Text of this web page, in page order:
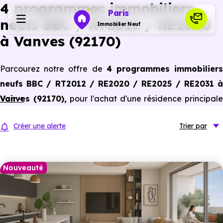
Paris
Immobilier Neuf
Investir
Ressources
Financer
4 programmes immobiliers
neufs BBC / RT2012 / RE2020
à Vanves (92170)
Parcourez notre offre de 4 programmes immobiliers
neufs BBC / RT2012 / RE2020 / RE2025 / RE2031 à
Vanves (92170), pour l'achat d'une résidence principale
normes de performances énergétiques, pour un gain
Voir +
Créer une alerte Trier par
Nouveauté